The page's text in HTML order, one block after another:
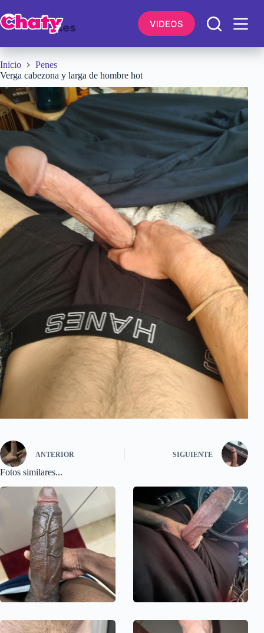
al
contenido
VIDEOS
Inicio
Penes
Verga cabezona y larga de hombre hot
ANTERIOR SIGUIENTE
Fotos similares...